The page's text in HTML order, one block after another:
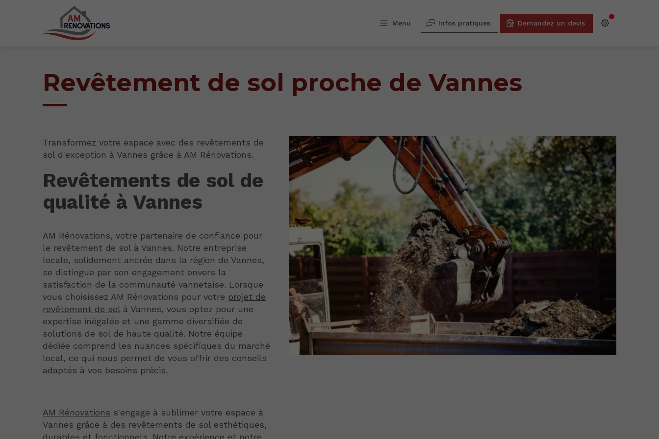
Menu Infos pratiques Demandez un devis
Revêtement de sol proche de Vannes
Transformez votre espace avec des revêtements de
sol d'exception à Vannes grâce à AM Rénovations.
Revêtements de sol de
qualité à Vannes
AM Rénovations, votre partenaire de confiance pour
le revêtement de sol à Vannes. Notre entreprise
locale, solidement ancrée dans la région de Vannes,
se distingue par son engagement envers la
satisfaction de la communauté vannetaise. Lorsque
vous choisissez AM Rénovations pour votre projet de
revêtement de sol à Vannes, vous optez pour une
expertise inégalée et une gamme diversifiée de
solutions de sol de haute qualité. Notre équipe
dédiée comprend les nuances spécifiques du marché
local, ce qui nous permet de vous offrir des conseils
adaptés à vos besoins précis.
AM Rénovations s'engage à sublimer votre espace à
Vannes grâce à des revêtements de sol esthétiques,
durables et fonctionnels. Notre expérience et notre